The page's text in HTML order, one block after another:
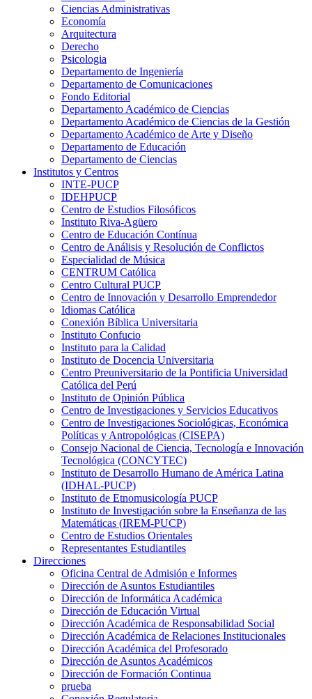
Ciencias Administrativas
Economía
Arquitectura
Derecho
Psicologia
Departamento de Ingeniería
Departamento de Comunicaciones
Fondo Editorial
Departamento Académico de Ciencias
Departamento Académico de Ciencias de la Gestión
Departamento Académico de Arte y Diseño
Departamento de Educación
Departamento de Ciencias
Institutos y Centros
INTE-PUCP
IDEHPUCP
Centro de Estudios Filosóficos
Instituto Riva-Agüero
Centro de Educación Contínua
Centro de Análisis y Resolución de Conflictos
Especialidad de Música
CENTRUM Católica
Centro Cultural PUCP
Centro de Innovación y Desarrollo Emprendedor
Idiomas Católica
Conexión Bíblica Universitaria
Instituto Confucio
Instituto para la Calidad
Instituto de Docencia Universitaria
Centro Preuniversitario de la Pontificia Universidad
Católica del Perú
Instituto de Opinión Pública
Centro de Investigaciones y Servicios Educativos
Centro de Investigaciones Sociológicas, Económica
Políticas y Antropológicas (CISEPA)
Consejo Nacional de Ciencia, Tecnología e Innovación
Tecnológica (CONCYTEC)
Instituto de Desarrollo Humano de América Latina
(IDHAL-PUCP)
Instituto de Etnomusicología PUCP
Instituto de Investigación sobre la Enseñanza de las
Matemáticas (IREM-PUCP)
Centro de Estudios Orientales
Representantes Estudiantiles
Direcciones
Oficina Central de Admisión e Informes
Dirección de Asuntos Estudiantiles
Dirección de Informática Académica
Dirección de Educación Virtual
Dirección Académica de Responsabilidad Social
Dirección Académica de Relaciones Institucionales
Dirección Académica del Profesorado
Dirección de Asuntos Académicos
Dirección de Formación Continua
prueba